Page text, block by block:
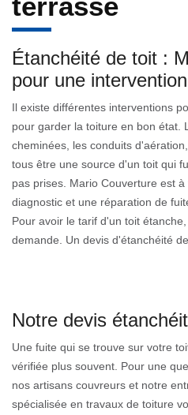
Étanchéité de toit :
pour une
Il existe différentes interventions
pour garder la toiture en bon état.
cheminées, les conduits
tous être une source d'un toit qui
pas prises. Mario Couverture est
diagnostic et une réparation de
Pour avoir le tarif d'un toit
demande. Un devis d'étanchéité
Notre devis
Une fuite qui se trouve sur votre
vérifiée plus souvent. Pour une
nos artisans couvreurs et notre
spécialisée en travaux de toiture